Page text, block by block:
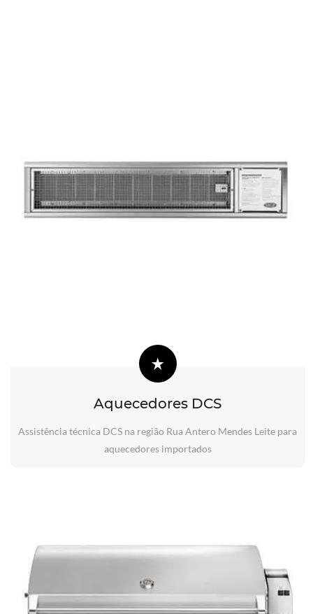
Aquecedores DCS
Assistência técnica DCS na região Rua Antero Mendes Leite para
aquecedores importados